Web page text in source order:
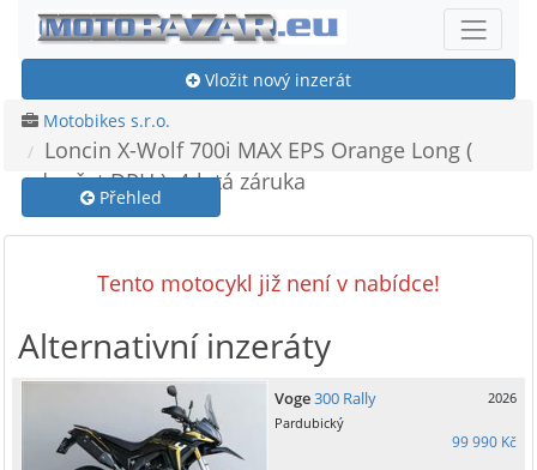
Vložit nový inzerát
Motobikes s.r.o.
Loncin X-Wolf 700i MAX EPS Orange Long (
odpočet DPH ), 4-letá záruka
Přehled
Tento motocykl již není v nabídce!
Alternativní inzeráty
Voge300 Rally
2026
Pardubický
99 990 Kč